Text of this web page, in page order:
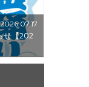
2026.07.17
せ【202